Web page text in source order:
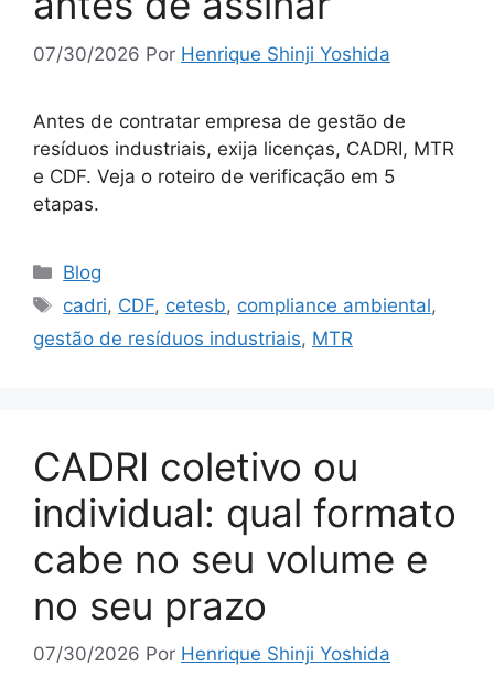
07/30/2026 Por Henrique Shinji Yoshida
Antes de contratar empresa de gestão de
resíduos industriais, exija licenças, CADRI, MTR
e CDF. Veja o roteiro de verificação em 5
etapas.
Blog
cadri, CDF, cetesb, compliance ambiental,
gestão de resíduos industriais, MTR
CADRI coletivo ou
individual: qual formato
cabe no seu volume e
no seu prazo
07/30/2026 Por Henrique Shinji Yoshida